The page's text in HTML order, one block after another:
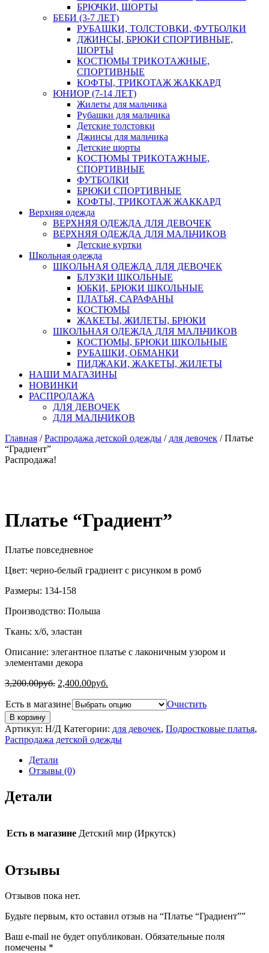
БРЮЧКИ, ШОРТЫ
БЕБИ (3-7 ЛЕТ)
РУБАШКИ, ТОЛСТОВКИ, ФУТБОЛКИ
ДЖИНСЫ, БРЮКИ СПОРТИВНЫЕ,
ШОРТЫ
КОСТЮМЫ ТРИКОТАЖНЫЕ,
СПОРТИВНЫЕ
КОФТЫ, ТРИКОТАЖ ЖАККАРД
ЮНИОР (7-14 ЛЕТ)
Жилеты для мальчика
Рубашки для мальчика
Детские толстовки
Джинсы для мальчика
Детские шорты
КОСТЮМЫ ТРИКОТАЖНЫЕ,
СПОРТИВНЫЕ
ФУТБОЛКИ
БРЮКИ СПОРТИВНЫЕ
КОФТЫ, ТРИКОТАЖ ЖАККАРД
Верхняя одежда
ВЕРХНЯЯ ОДЕЖДА ДЛЯ ДЕВОЧЕК
ВЕРХНЯЯ ОДЕЖДА ДЛЯ МАЛЬЧИКОВ
Детские куртки
Школьная одежда
ШКОЛЬНАЯ ОДЕЖДА ДЛЯ ДЕВОЧЕК
БЛУЗКИ ШКОЛЬНЫЕ
ЮБКИ, БРЮКИ ШКОЛЬНЫЕ
ПЛАТЬЯ, САРАФАНЫ
КОСТЮМЫ
ЖАКЕТЫ, ЖИЛЕТЫ, БРЮКИ
ШКОЛЬНАЯ ОДЕЖДА ДЛЯ МАЛЬЧИКОВ
КОСТЮМЫ, БРЮКИ ШКОЛЬНЫЕ
РУБАШКИ, ОБМАНКИ
ПИДЖАКИ, ЖАКЕТЫ, ЖИЛЕТЫ
НАШИ МАГАЗИНЫ
НОВИНКИ
РАСПРОДАЖА
ДЛЯ ДЕВОЧЕК
ДЛЯ МАЛЬЧИКОВ
Главная /Распродажа детской одежды / для девочек / Платье
“Градиент”
Распродажа!
Платье “Градиент”
Платье повседневное
Цвет: черно-белый градиент с рисунком в ромб
Размеры: 134-158
Производство: Польша
Ткань: х/б, эластан
Описание: элегантное платье с лаконичным узором и
элементами декора
3,200.00руб. 2,400.00руб.
Есть в магазине Очистить
В корзину
Артикул: Н/Д Категории: для девочек, Подростковые платья,
Распродажа детской одежды
Детали
Отзывы (0)
Детали
Есть в магазине Детский мир (Иркутск)
Отзывы
Отзывов пока нет.
Будьте первым, кто оставил отзыв на “Платье “Градиент””
Ваш e-mail не будет опубликован. Обязательные поля
помечены *